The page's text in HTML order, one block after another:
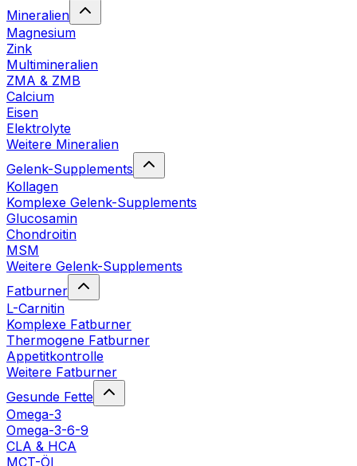
Mineralien
Magnesium
Zink
Multimineralien
ZMA & ZMB
Calcium
Eisen
Elektrolyte
Weitere Mineralien
Gelenk-Supplements
Kollagen
Komplexe Gelenk-Supplements
Glucosamin
Chondroitin
MSM
Weitere Gelenk-Supplements
Fatburner
L-Carnitin
Komplexe Fatburner
Thermogene Fatburner
Appetitkontrolle
Weitere Fatburner
Gesunde Fette
Omega-3
Omega-3-6-9
CLA & HCA
MCT-Öl